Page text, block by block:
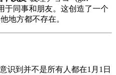
于同事和朋友。这创造了一个
地方都不存在。
识到并不是所有人都在1月1日